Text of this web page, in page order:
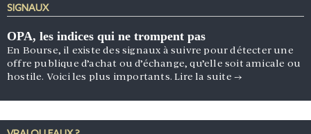
SIGNAUX
OPA, les indices qui ne trompent pas
En Bourse, il existe des signaux à suivre pour détecter une
offre publique d’achat ou d’échange, qu’elle soit amicale ou
hostile. Voici les plus importants.Lire la suite →